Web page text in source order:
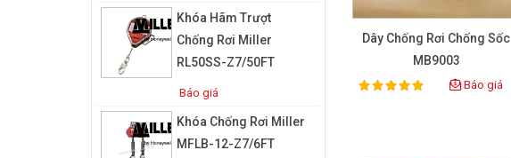
Khóa Hãm Trượt
Chống Rơi Miller
RL50SS-Z7/50FT
Báo giá
Khóa Chống Rơi Miller
MFLB-12-Z7/6FT
Dây Chống Rơi Chống Sốc
MB9003
Rating:
100% Báo giá